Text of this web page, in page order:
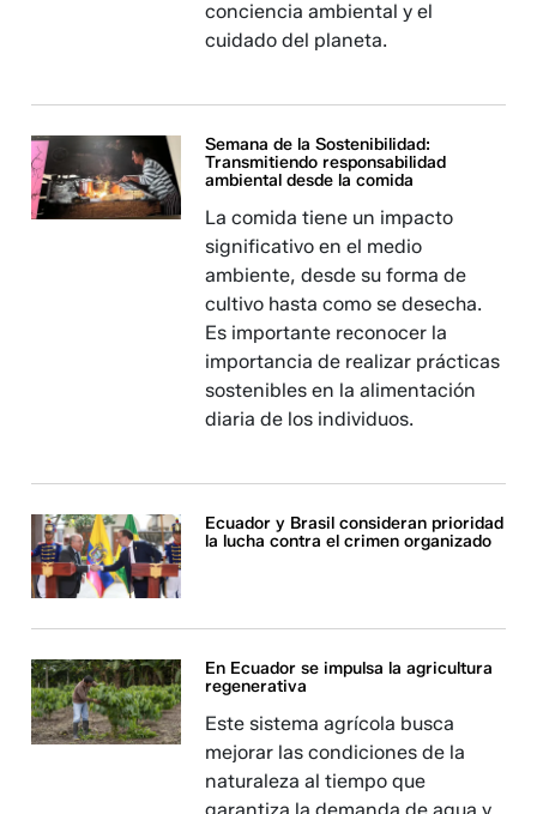
conciencia ambiental y el
cuidado del planeta.
Semana de la Sostenibilidad:
Transmitiendo responsabilidad
ambiental desde la comida
La comida tiene un impacto
significativo en el medio
ambiente, desde su forma de
cultivo hasta como se desecha.
Es importante reconocer la
importancia de realizar prácticas
sostenibles en la alimentación
diaria de los individuos.
Ecuador y Brasil consideran prioridad
la lucha contra el crimen organizado
En Ecuador se impulsa la agricultura
regenerativa
Este sistema agrícola busca
mejorar las condiciones de la
naturaleza al tiempo que